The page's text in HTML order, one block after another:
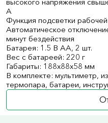
высокого напряжения
А
Функция подсветки
Автоматическое
минут бездействия
Батарея: 1.5 В АА, 2 шт.
Вес с батареей: 220 г
Габариты: 188х88х58 мм
В комплекте: мультиметр,
термопара, батареи,